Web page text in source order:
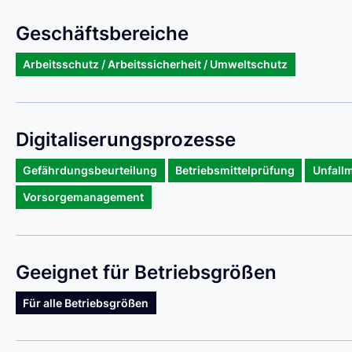
Geschäftsbereiche
Arbeitsschutz / Arbeitssicherheit / Umweltschutz
Digitaliserungsprozesse
Gefährdungsbeurteilung Betriebsmittelprüfung
Vorsorgemanagement
Geeignet für Betriebsgrößen
Für alle Betriebsgrößen